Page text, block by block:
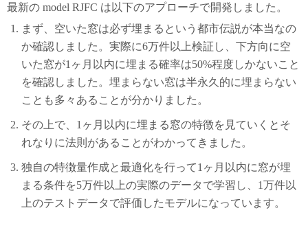
最新の model RJFC は以下のアプローチで開発しました。
まず、空いた窓は必ず埋まるという都市伝説が本当なの
か確認しました。実際に6万件以上検証し、下方向に空
いた窓が1ヶ月以内に埋まる確率は50%程度しかないこと
を確認しました。埋まらない窓は半永久的に埋まらない
ことも多々あることが分かりました。
その上で、1ヶ月以内に埋まる窓の特徴を見ていくとそ
れなりに法則があることがわかってきました。
独自の特徴量作成と最適化を行って1ヶ月以内に窓が埋
まる条件を5万件以上の実際のデータで学習し、1万件以
上のテストデータで評価したモデルになっています。